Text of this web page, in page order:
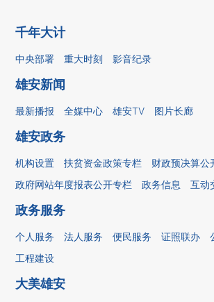
千年大计
中央部署 重大时刻 影音纪录
雄安新闻
最新播报 全媒中心 雄安TV 图片长廊
雄安政务
机构设置 扶贫资金政策专栏
财政预决算公
政府网站年度报表公开专栏
政务信息 互动
政务服务
个人服务 法人服务 便民服务 证照联办
工程建设
大美雄安